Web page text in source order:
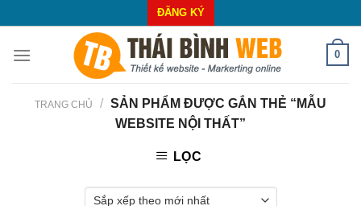
to
content
ĐĂNG KÝ
0
TRANG CHỦ / SẢN PHẨM ĐƯỢC GẮN THẺ “MẪU
WEBSITE NỘI THẤT”
LỌC